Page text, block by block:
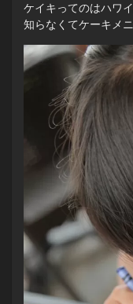
ケイキってのはハワ
知らなくてケーキメ